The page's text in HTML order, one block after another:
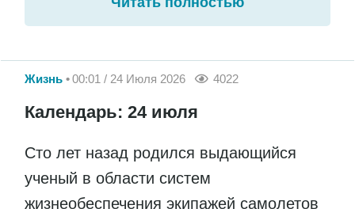
Жизнь 00:01 / 24 Июля 2026 4022
Календарь: 24 июля
Сто лет назад родился выдающийся
ученый в области систем
жизнеобеспечения экипажей самолетов